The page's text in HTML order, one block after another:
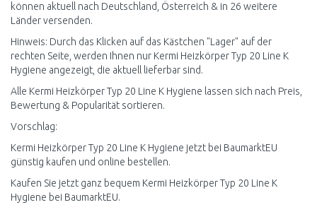
können aktuell nach Deutschland, Österreich & in 26 weitere
Länder versenden.
Hinweis: Durch das Klicken auf das Kästchen "Lager" auf der
rechten Seite, werden Ihnen nur Kermi Heizkörper Typ 20 Line K
Hygiene angezeigt, die aktuell lieferbar sind.
Alle Kermi Heizkörper Typ 20 Line K Hygiene lassen sich nach Preis,
Bewertung & Popularität sortieren.
Vorschlag:
Kermi Heizkörper Typ 20 Line K Hygiene jetzt bei BaumarktEU
günstig kaufen und online bestellen.
Kaufen Sie jetzt ganz bequem Kermi Heizkörper Typ 20 Line K
Hygiene bei BaumarktEU.